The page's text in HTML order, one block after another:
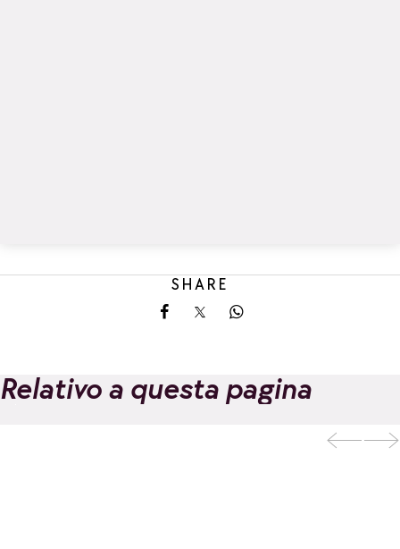
SHARE
Share on Facebook
Share on XShare on Whatsapp
Relativo a questa pagina